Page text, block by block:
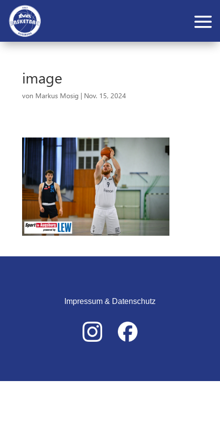
image
von Markus Mosig | Nov. 15, 2024
Impressum & Datenschutz